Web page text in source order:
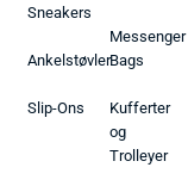
Sneakers
Ankelstøvler
Slip-Ons
Messenger
Bags
Kufferter
og
Trolleyer